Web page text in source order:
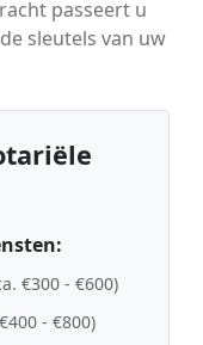
passeert u
sleutels van uw
€300 - €600)
- €800)